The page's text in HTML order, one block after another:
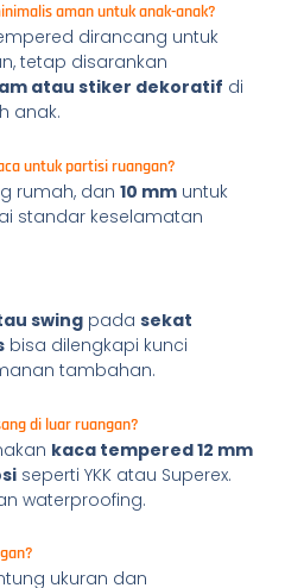
aman untuk anak-anak?
dirancang untuk
tetap disarankan
atau stiker dekoratif di
anak.
untuk partisi ruangan?
rumah, dan 10 mmuntuk
standar keselamatan
swingpada sekat
bisa dilengkapi kunci
tambahan.
di luar ruangan?
kaca tempered 12 mm
seperti YKK atau Superex.
waterproofing.
ukuran dan